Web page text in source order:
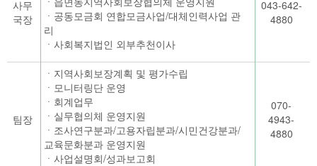
사무
국장
ㆍ공동모금회 연합모금사업/대체인력사업 관
리
ㆍ사회복지법인 외부추천이사
043-642-
4880
팀장
ㆍ지역사회보장계획 및 평가수립
ㆍ모니터링단 운영
ㆍ회계업무
ㆍ실무협의체 운영지원
ㆍ조사연구분과/고용자립분과/시민건강분과/
교육문화분과 운영지원
ㆍ사업설명회/성과보고회
070-
4943-
4880